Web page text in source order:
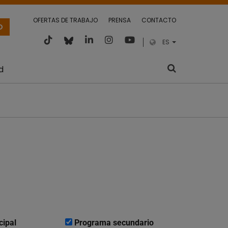
OFERTAS DE TRABAJO PRENSA CONTACTO
ES
Programa secundario